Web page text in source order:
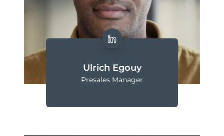
Ulrich Egouy
Presales Manager